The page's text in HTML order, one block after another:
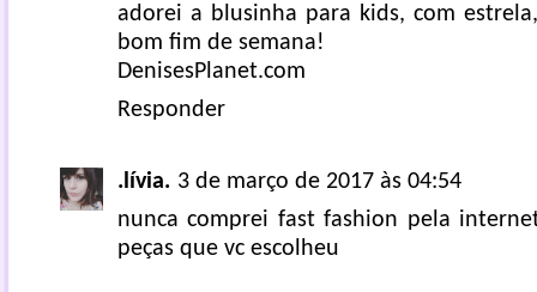
adorei a blusinha para kids, com
bom fim de semana!
DenisesPlanet.com
Responder
.lívia. 3 de março de 2017 às 04:54
nunca comprei fast fashion pela
peças que vc escolheu